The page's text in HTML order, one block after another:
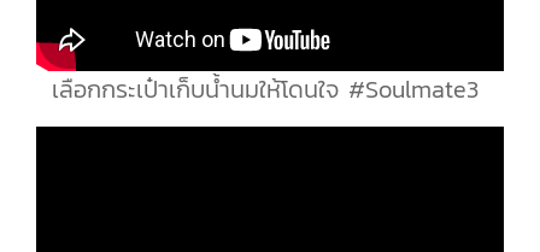
เลือกกระเป๋าเก็บน้ำนมให้โดนใจ #Soulmate3